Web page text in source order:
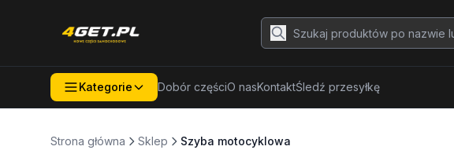
Kategorie Dobór częściO nasKontaktŚledź przesyłkę
Strona główna Sklep Szyba motocyklowa